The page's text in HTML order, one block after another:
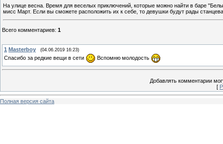
На улице весна. Время для веселых приключений, которые можно найти в баре
мисс Март. Если вы сможете расположить их к себе, то девушки будут рады
Всего комментариев: 1
1 Masterboy (04.06.2019 16:23)
Спасибо за редкие вещи в сети Вспомню молодость
Добавлять комментарии
[
Полная версия сайта